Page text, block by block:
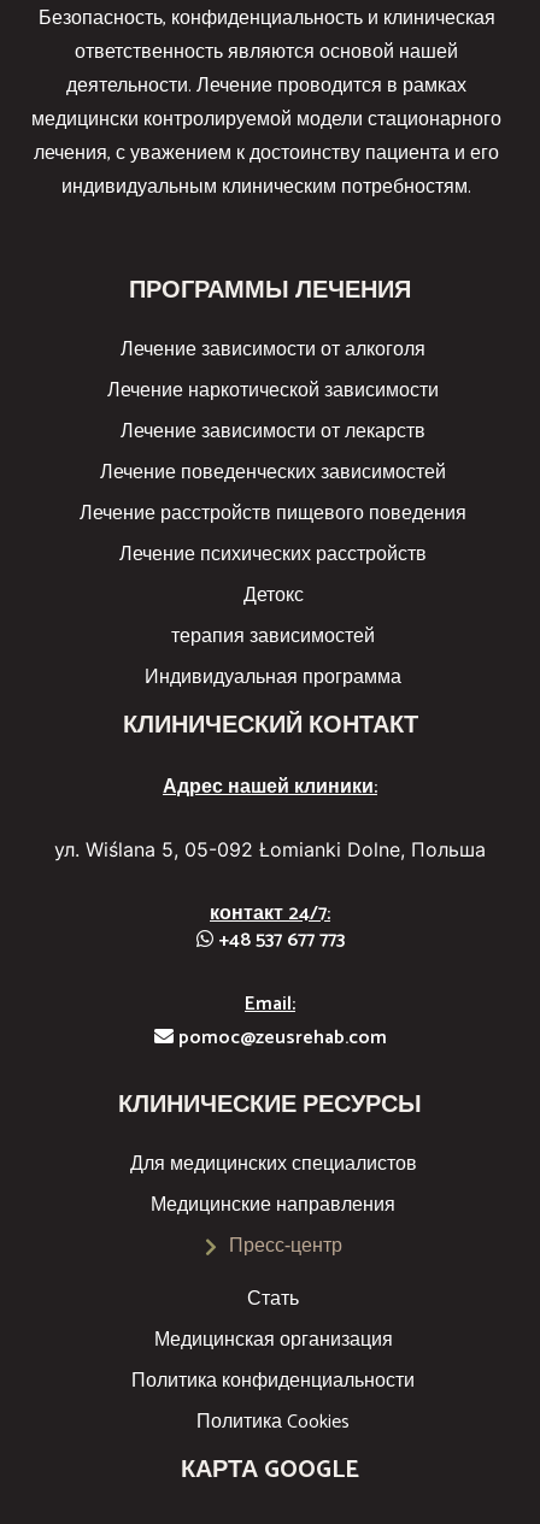
Безопасность, конфиденциальность и клиническая
ответственность являются основой нашей
деятельности. Лечение проводится в рамках
медицински контролируемой модели стационарного
лечения, с уважением к достоинству пациента и его
индивидуальным клиническим потребностям.
ПРОГРАММЫ ЛЕЧЕНИЯ
Лечение зависимости от алкоголя
Лечение наркотической зависимости
Лечение зависимости от лекарств
Лечение поведенческих зависимостей
Лечение расстройств пищевого поведения
Лечение психических расстройств
Детокс
терапия зависимостей
Индивидуальная программа
КЛИНИЧЕСКИЙ КОНТАКТ
Адрес нашей клиники:
ул. Wiślana 5, 05-092 Łomianki Dolne, Польша
контакт 24/7:
+48 537 677 773
Email:
pomoc@zeusrehab.com
КЛИНИЧЕСКИЕ РЕСУРСЫ
Для медицинских специалистов
Медицинские направления
Пресс-центр
Стать
Медицинская организация
Политика конфиденциальности
Политика Cookies
КАРТА GOOGLE